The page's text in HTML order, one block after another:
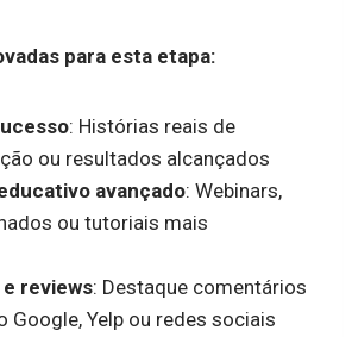
para esta etapa:
: Histórias reais de
ou resultados alcançados
avançado: Webinars,
ou tutoriais mais
reviews: Destaque comentários
Google, Yelp ou redes sociais